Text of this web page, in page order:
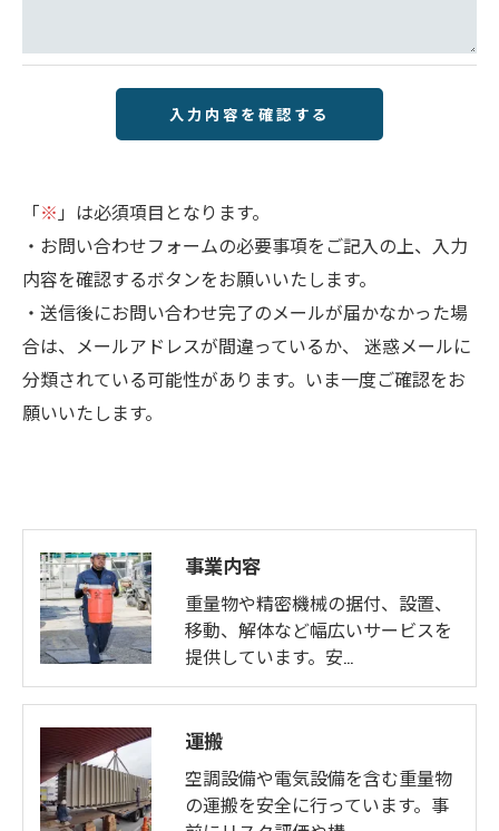
「※ 」は必須項目となります。
・お問い合わせフォームの必要事項をご記入の上、入力
内容を確認するボタンをお願いいたします。
・送信後にお問い合わせ完了のメールが届かなかった場
合は、メールアドレスが間違っているか、 迷惑メールに
分類されている可能性があります。いま一度ご確認をお
願いいたします。
事業内容
重量物や精密機械の据付、設置、
移動、解体など幅広いサービスを
提供しています。安…
運搬
空調設備や電気設備を含む重量物
の運搬を安全に行っています。事